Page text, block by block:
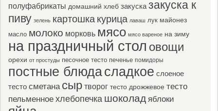
полуфабрикаты домашний хлеб закуска закуска к
пиву зелень картошка курица лаваш лук майонез
масло молоко морковь мясо мясо вареное на зиму
на праздничный стол овощи
орехи от простуды песочное тесто печенье помидоры
постные блюдасладкое слоеное
тесто сметана сыр творог тесто дрожжевое тесто
пельменное хлебопечка шоколад яблоки